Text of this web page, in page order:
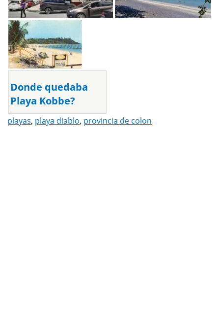
Donde quedaba
Playa Kobbe?
playas, playa diablo, provincia de colon